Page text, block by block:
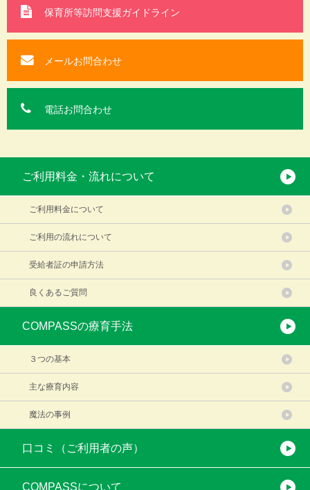
ご利用料金・流れについて
ご利用料金について
ご利用の流れについて
受給者証の申請方法
良くあるご質問
COMPASSの療育手法
３つの基本
主な療育内容
魔法の事例
口コミ（ご利用者の声）
COMPASSについて
保育所等訪問支援ガイドライン
メールお問合わせ
電話お問合わせ